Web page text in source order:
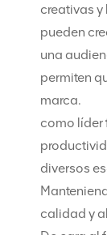
creativas
pueden
una
permiten
marca.
como líder
diversos
calidad y